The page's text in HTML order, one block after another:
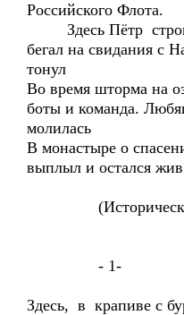
Российского Флота.
Здесь Пётр
бегал на свидания с
тонул
Во время шторма на
боты и команда.
молилась
В монастыре о
выплыл и остался
- 1-
Здесь, в крапиве с